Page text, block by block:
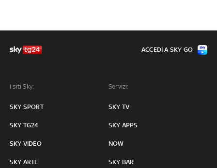
I siti Sky:
SKY SPORT
SKY TG24
SKY VIDEO
SKY ARTE
Servizi:
SKY TV
SKY APPS
NOW
SKY BAR
ACCEDI A SKY GO